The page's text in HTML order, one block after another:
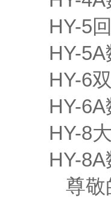
HY-5
HY-
HY-6
HY-
HY-8
HY-
尊敬